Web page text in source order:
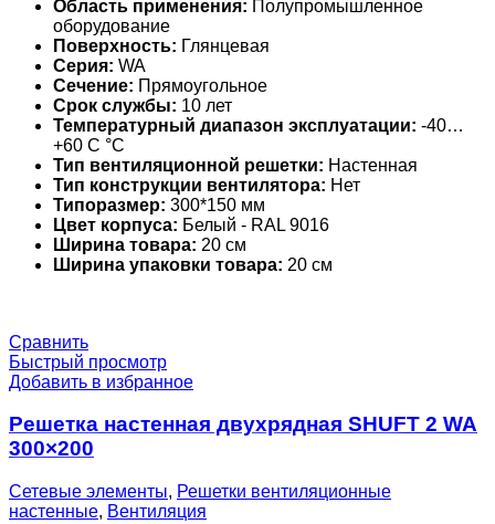
Область применения: Полупромышленное
оборудование
Поверхность: Глянцевая
Серия: WA
Сечение: Прямоугольное
Срок службы: 10 лет
Температурный диапазон эксплуатации: -40…
+60 С °С
Тип вентиляционной решетки: Настенная
Тип конструкции вентилятора: Нет
Типоразмер: 300*150 мм
Цвет корпуса: Белый - RAL 9016
Ширина товара: 20 см
Ширина упаковки товара: 20 см
Сравнить
Быстрый просмотр
Добавить в избранное
Решетка настенная двухрядная SHUFT 2 WA
300×200
Сетевые элементы, Решетки вентиляционные
настенные, Вентиляция